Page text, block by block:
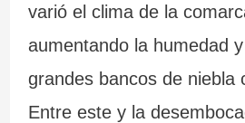
varió el clima de la
aumentando la humedad
grandes bancos de niebla
Entre este y la